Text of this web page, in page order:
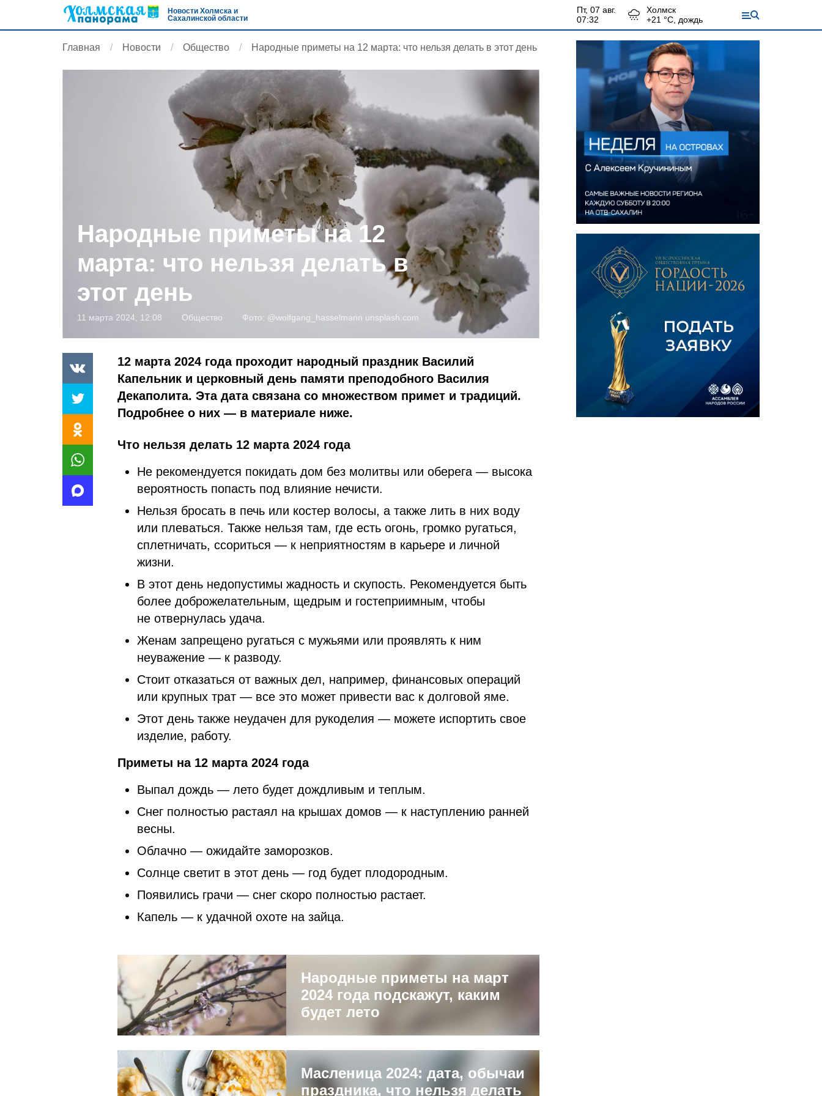
Новости Холмска и
Сахалинской области
пт, 07 авг.
07:32
Холмск
+21 °С, дождь
Главная Новости Общество Народные приметы на 12 марта: что нельзя делать в этот день
Народные приметы на 12
марта: что нельзя делать в
этот день
11 марта 2024, 12:08 Общество Фото: @wolfgang_hasselmann unsplash.com
12 марта 2024 года проходит народный праздник Василий
Капельник и церковный день памяти преподобного Василия
Декаполита. Эта дата связана со множеством примет и традиций.
Подробнее о них — в материале ниже.
Что нельзя делать 12 марта 2024 года
Не рекомендуется покидать дом без молитвы или оберега — высока
вероятность попасть под влияние нечисти.
Нельзя бросать в печь или костер волосы, а также лить в них воду
или плеваться. Также нельзя там, где есть огонь, громко ругаться,
сплетничать, ссориться — к неприятностям в карьере и личной
жизни.
В этот день недопустимы жадность и скупость. Рекомендуется быть
более доброжелательным, щедрым и гостеприимным, чтобы
не отвернулась удача.
Женам запрещено ругаться с мужьями или проявлять к ним
неуважение — к разводу.
Стоит отказаться от важных дел, например, финансовых операций
или крупных трат — все это может привести вас к долговой яме.
Этот день также неудачен для рукоделия — можете испортить свое
изделие, работу.
Приметы на 12 марта 2024 года
Выпал дождь — лето будет дождливым и теплым.
Снег полностью растаял на крышах домов — к наступлению ранней
весны.
Облачно — ожидайте заморозков.
Солнце светит в этот день — год будет плодородным.
Появились грачи — снег скоро полностью растает.
Капель — к удачной охоте на зайца.
Народные приметы на март
2024 года подскажут, каким
будет лето
Масленица 2024: дата, обычаи
праздника, что нельзя делать